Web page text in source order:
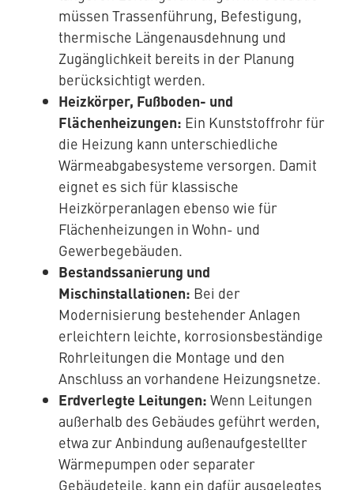
müssen Trassenführung, Befestigung,
thermische Längenausdehnung und
Zugänglichkeit bereits in der Planung
berücksichtigt werden.
Heizkörper, Fußboden- und
Flächenheizungen: Ein Kunststoffrohr für
die Heizung kann unterschiedliche
Wärmeabgabesysteme versorgen. Damit
eignet es sich für klassische
Heizkörperanlagen ebenso wie für
Flächenheizungen in Wohn- und
Gewerbegebäuden.
Bestandssanierung und
Mischinstallationen: Bei der
Modernisierung bestehender Anlagen
erleichtern leichte, korrosionsbeständige
Rohrleitungen die Montage und den
Anschluss an vorhandene Heizungsnetze.
Erdverlegte Leitungen: Wenn Leitungen
außerhalb des Gebäudes geführt werden,
etwa zur Anbindung außenaufgestellter
Wärmepumpen oder separater
Gebäudeteile, kann ein dafür ausgelegtes